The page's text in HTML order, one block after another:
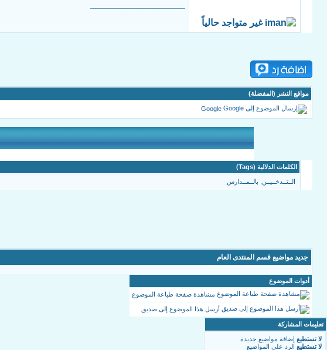
مواقع النشر (المفضلة)
Google
الكلمات الدلالية (Tags)
الــتــدخــيــن بالــمــدارس
جديد مواضيع قسم المنتدى العام
أدوات الموضوع
مشاهدة صفحة طباعة الموضوع
أرسل هذا الموضوع إلى صديق
تعليمات المشاركة
لا تستطيع إضافة مواضيع جديدة
لا تستطيع الرد على المواضيع